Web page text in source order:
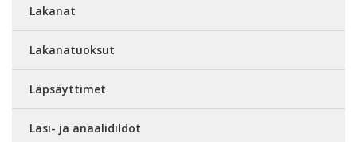
Lakanat
Lakanatuoksut
Läpsäyttimet
Lasi- ja anaalidildot